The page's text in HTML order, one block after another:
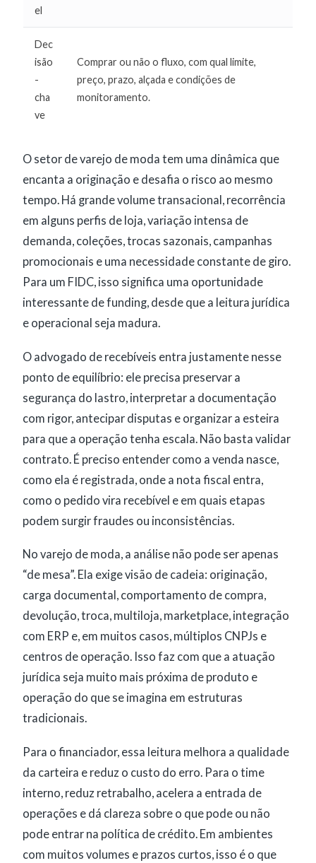
el
Dec
isão
-
cha
ve
Comprar ou não o fluxo, com qual limite,
preço, prazo, alçada e condições de
monitoramento.
O setor de varejo de moda tem uma dinâmica que
encanta a originação e desafia o risco ao mesmo
tempo. Há grande volume transacional, recorrência
em alguns perfis de loja, variação intensa de
demanda, coleções, trocas sazonais, campanhas
promocionais e uma necessidade constante de giro.
Para um FIDC, isso significa uma oportunidade
interessante de funding, desde que a leitura jurídica
e operacional seja madura.
O advogado de recebíveis entra justamente nesse
ponto de equilíbrio: ele precisa preservar a
segurança do lastro, interpretar a documentação
com rigor, antecipar disputas e organizar a esteira
para que a operação tenha escala. Não basta validar
contrato. É preciso entender como a venda nasce,
como ela é registrada, onde a nota fiscal entra,
como o pedido vira recebível e em quais etapas
podem surgir fraudes ou inconsistências.
No varejo de moda, a análise não pode ser apenas
“de mesa”. Ela exige visão de cadeia: originação,
carga documental, comportamento de compra,
devolução, troca, multiloja, marketplace, integração
com ERP e, em muitos casos, múltiplos CNPJs e
centros de operação. Isso faz com que a atuação
jurídica seja muito mais próxima de produto e
operação do que se imagina em estruturas
tradicionais.
Para o financiador, essa leitura melhora a qualidade
da carteira e reduz o custo do erro. Para o time
interno, reduz retrabalho, acelera a entrada de
operações e dá clareza sobre o que pode ou não
pode entrar na política de crédito. Em ambientes
com muitos volumes e prazos curtos, isso é o que